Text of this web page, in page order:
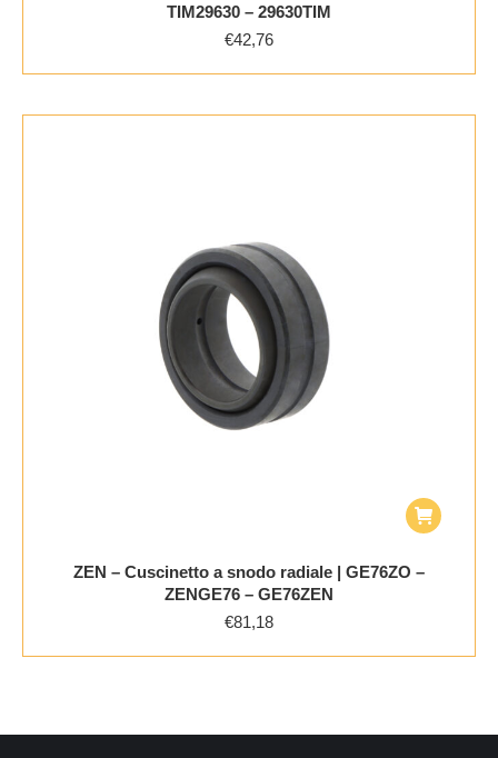
TIM29630 – 29630TIM
€42,76
ZEN – Cuscinetto a snodo radiale | GE76ZO –
ZENGE76 – GE76ZEN
€81,18